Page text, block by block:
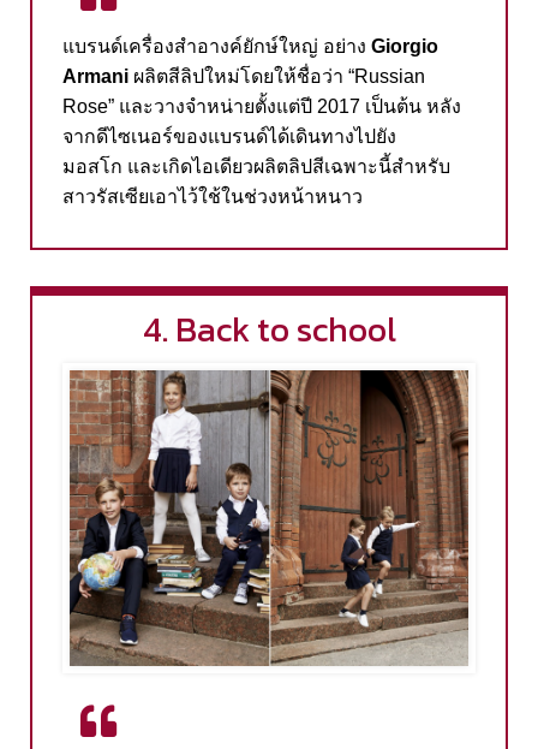
แบรนด์เครื่องสำอางค์ยักษ์ใหญ่ อย่าง Giorgio
Armani ผลิตสีลิปใหม่โดยให้ชื่อว่า “Russian
Rose” และวางจำหน่ายตั้งแต่ปี 2017 เป็นต้น หลัง
จากดีไซเนอร์ของแบรนด์ได้เดินทางไปยัง
มอสโก และเกิดไอเดียวผลิตลิปสีเฉพาะนี้สำหรับ
สาวรัสเซียเอาไว้ใช้ในช่วงหน้าหนาว
4. Back to school